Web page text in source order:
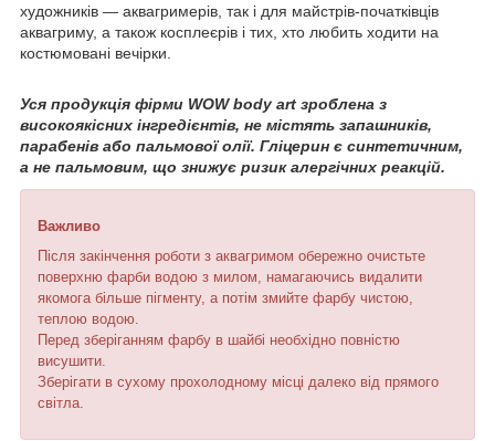
художників — аквагримерів, так і для майстрів-початківців
аквагриму, а також косплеєрів і тих, хто любить ходити на
костюмовані вечірки.
Уся продукція фірми WOW body art зроблена з
високоякісних інгредієнтів, не містять запашників,
парабенів або пальмової олії. Гліцерин є синтетичним,
а не пальмовим, що знижує ризик алергічних реакцій.
Важливо
Після закінчення роботи з аквагримом обережно очистьте
поверхню фарби водою з милом, намагаючись видалити
якомога більше пігменту, а потім змийте фарбу чистою,
теплою водою.
Перед зберіганням фарбу в шайбі необхідно повністю
висушити.
Зберігати в сухому прохолодному місці далеко від прямого
світла.